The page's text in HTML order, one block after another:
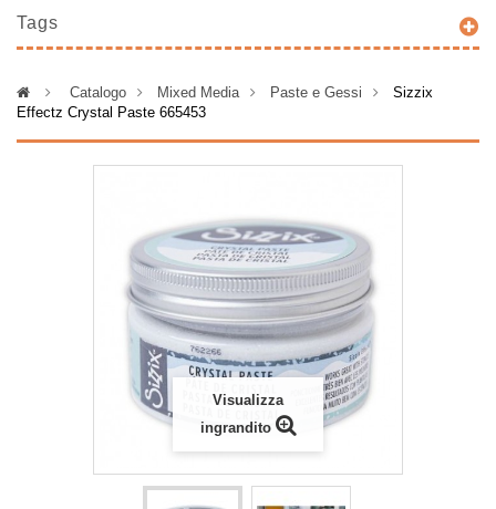
Tags
> Catalogo > Mixed Media > Paste e Gessi >
Sizzix
Effectz Crystal Paste 665453
Visualizza
ingrandito